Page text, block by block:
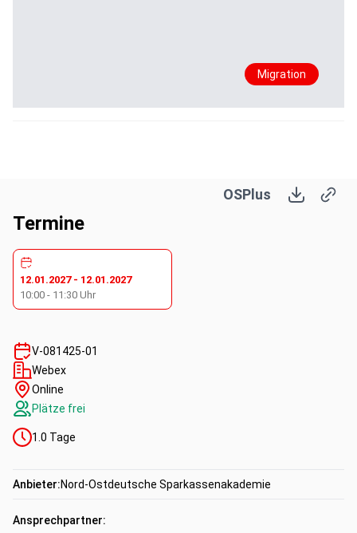
Migration
OSPlus
Termine
12.01.2027- 12.01.2027
10:00 - 11:30 Uhr
V-081425-01
Webex
Online
Plätze frei
1.0 Tage
Anbieter:Nord-Ostdeutsche Sparkassenakademie
Ansprechpartner: